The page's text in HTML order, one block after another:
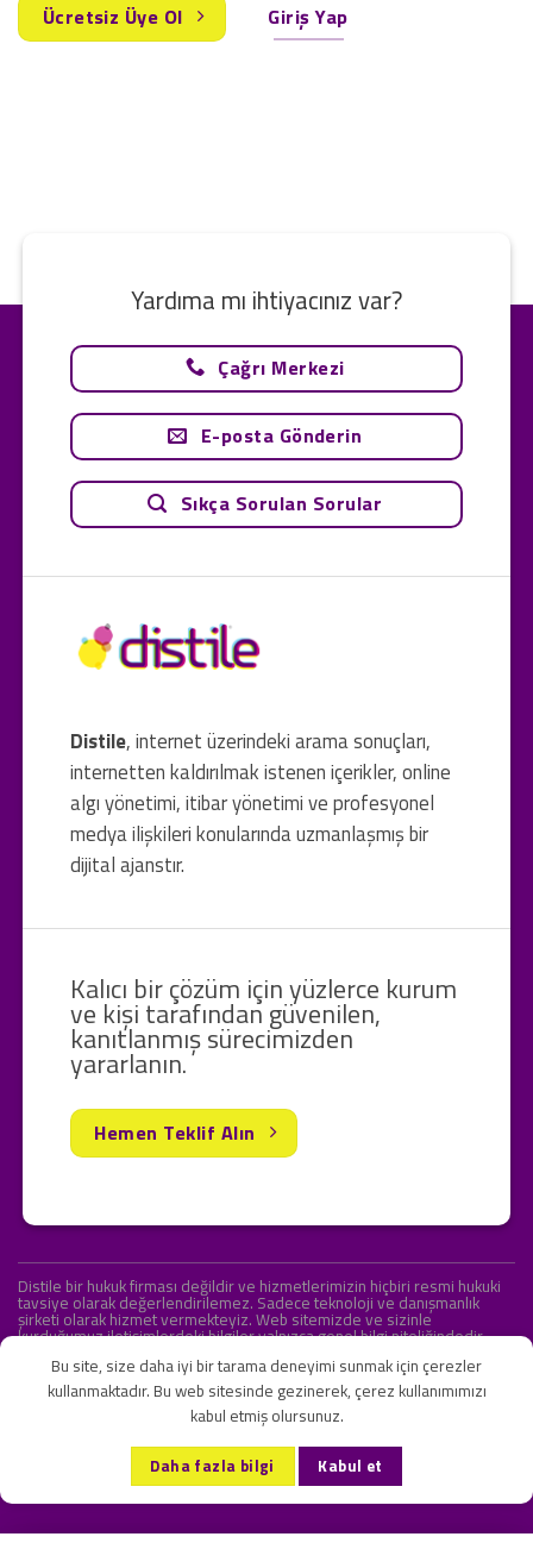
Ücretsiz Üye Ol Giriş Yap
Distile, internet üzerindeki arama sonuçları,
internetten kaldırılmak istenen içerikler, online
algı yönetimi, itibar yönetimi ve profesyonel
medya ilişkileri konularında uzmanlaşmış bir
dijital ajanstır.
Yardıma mı ihtiyacınız var?
Çağrı Merkezi
E-posta Gönderin
Sıkça Sorulan Sorular
Kalıcı bir çözüm için yüzlerce kurum
ve kişi tarafından güvenilen,
kanıtlanmış sürecimizden
yararlanın.
Hemen Teklif Alın
Distile bir hukuk firması değildir ve hizmetlerimizin hiçbiri resmi hukuki
tavsiye olarak değerlendirilemez. Sadece teknoloji ve danışmanlık
şirketi olarak hizmet vermekteyiz. Web sitemizde ve sizinle
kurduğumuz iletişimlerdeki bilgiler yalnızca genel bilgi niteliğindedir.
KVKK ve Gizlilik Sözleşmesi S.S.S. İletişim
Copyright 2026 ©Onlipr Teknoloji ve Ticaret A.Ş.
Bu site, size daha iyi bir tarama deneyimi sunmak için çerezler
kullanmaktadır. Bu web sitesinde gezinerek, çerez kullanımımızı
kabul etmiş olursunuz.
Daha fazla bilgi Kabul et